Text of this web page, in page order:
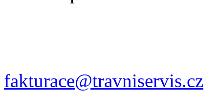
fakturace@travniservis.cz